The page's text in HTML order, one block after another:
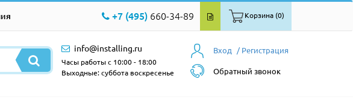
+7 (495) 660-34-89 Корзина (0)
Вход / Регистрация
Обратный звонок
info@installing.ru
Часы работы с 10:00 - 18:00
Выходные: суббота воскресенье